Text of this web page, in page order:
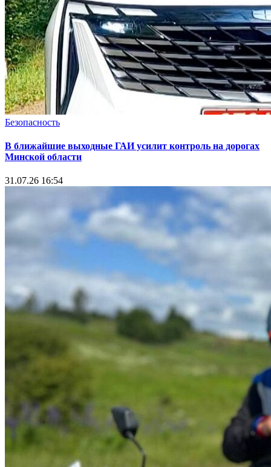
Безопасность
В ближайшие выходные ГАИ усилит контроль на дорогах
Минской области
31.07.26 16:54